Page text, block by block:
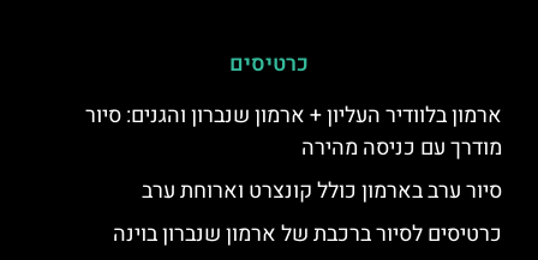
כרטיסים
ארמון בלוודיר העליון + ארמון שנברון והגנים: סיור
מודרך עם כניסה מהירה
סיור ערב בארמון כולל קונצרט וארוחת ערב
כרטיסים לסיור ברכבת של ארמון שנברון בוינה